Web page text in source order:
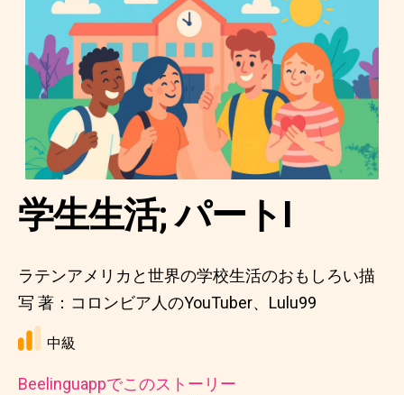
学生生活; パートI
ラテンアメリカと世界の学校生活のおもしろい描
写 著：コロンビア人のYouTuber、Lulu99
中級
Beelinguappでこのストーリー